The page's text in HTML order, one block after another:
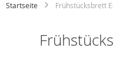
Startseite Frühstücksbrett